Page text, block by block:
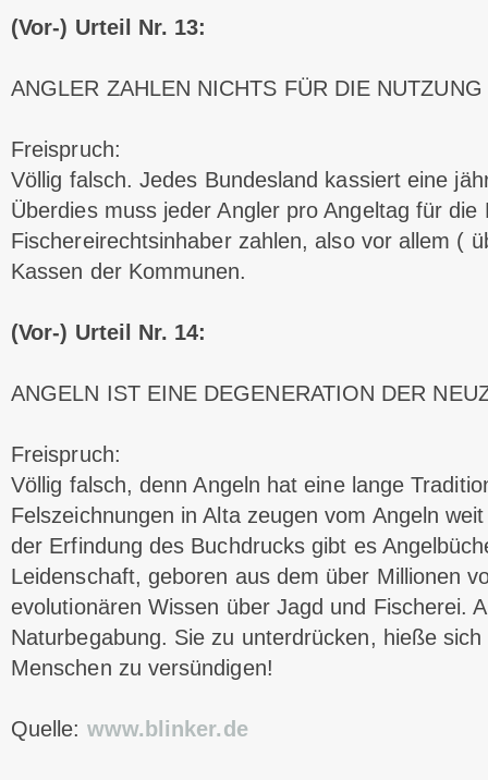
(Vor-) Urteil Nr. 13:
ANGLER ZAHLEN NICHTS FÜR DIE NUTZUNG
Freispruch:
Völlig falsch. Jedes Bundesland kassiert eine
Überdies muss jeder Angler pro Angeltag für die
Fischereirechtsinhaber zahlen, also vor allem (
Kassen der Kommunen.
(Vor-) Urteil Nr. 14:
ANGELN IST EINE DEGENERATION DER
Freispruch:
Völlig falsch, denn Angeln hat eine lange
Felszeichnungen in Alta zeugen vom Angeln
der Erfindung des Buchdrucks gibt es
Leidenschaft, geboren aus dem über Millionen
evolutionären Wissen über Jagd und Fischerei.
Naturbegabung. Sie zu unterdrücken, hieße
Menschen zu versündigen!
Quelle: www.blinker.de